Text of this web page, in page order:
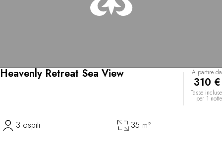
Heavenly Retreat Sea View A partire da
310 €
Tasse incluse
per 1 notte
3 ospiti 35 m²